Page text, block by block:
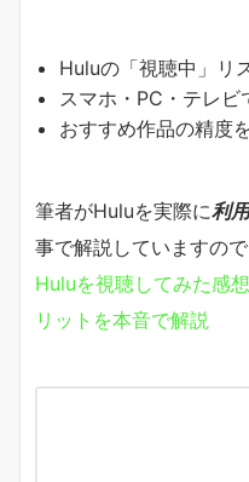
Huluの「視聴中」リ
スマホ・PC・テレ
おすすめ作品の精度
筆者がHuluを実際に利
事で解説していますので
Huluを視聴してみた感
リットを本音で解説